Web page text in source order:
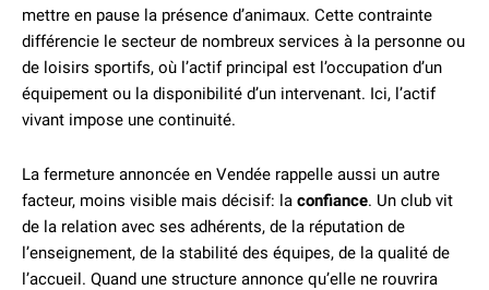
mettre en pause la présence d’animaux. Cette contrainte
différencie le secteur de nombreux services à la personne ou
de loisirs sportifs, où l’actif principal est l’occupation d’un
équipement ou la disponibilité d’un intervenant. Ici, l’actif
vivant impose une continuité.
La fermeture annoncée en Vendée rappelle aussi un autre
facteur, moins visible mais décisif: la confiance. Un club vit
de la relation avec ses adhérents, de la réputation de
l’enseignement, de la stabilité des équipes, de la qualité de
l’accueil. Quand une structure annonce qu’elle ne rouvrira